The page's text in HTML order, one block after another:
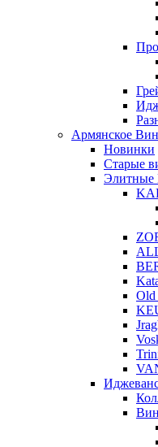
Армянское
Новинки
Старые
Элитные
Old